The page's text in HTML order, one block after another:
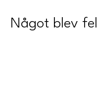
Något blev fel